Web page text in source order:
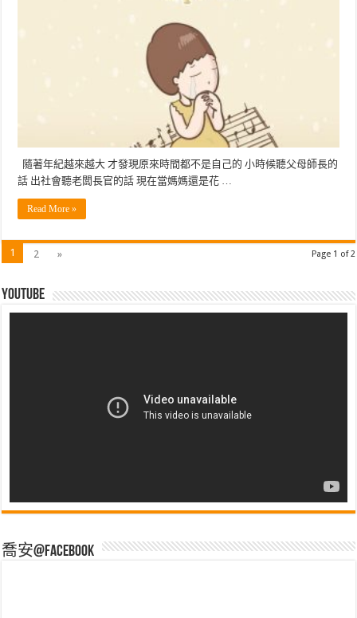
隨著年紀越來越大 才發現原來時間都不是自己的 小時候聽父母師長的
話 出社會聽老闆長官的話 現在當媽媽還是花 …
Read More »
Page 1 of 2
1 2 »
Youtube
喬安@Facebook